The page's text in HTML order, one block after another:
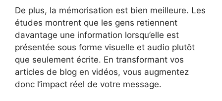
De plus, la mémorisation est bien meilleure. Les
études montrent que les gens retiennent
davantage une information lorsqu’elle est
présentée sous forme visuelle et audio plutôt
que seulement écrite. En transformant vos
articles de blog en vidéos, vous augmentez
donc l’impact réel de votre message.